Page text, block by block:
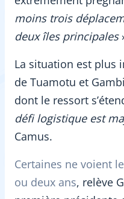
moins trois
deux îles principales
La situation est plus
de Tuamotu et
dont le ressort
défi logistique est
Camus.
Certaines ne voient
ou deux ans, relève